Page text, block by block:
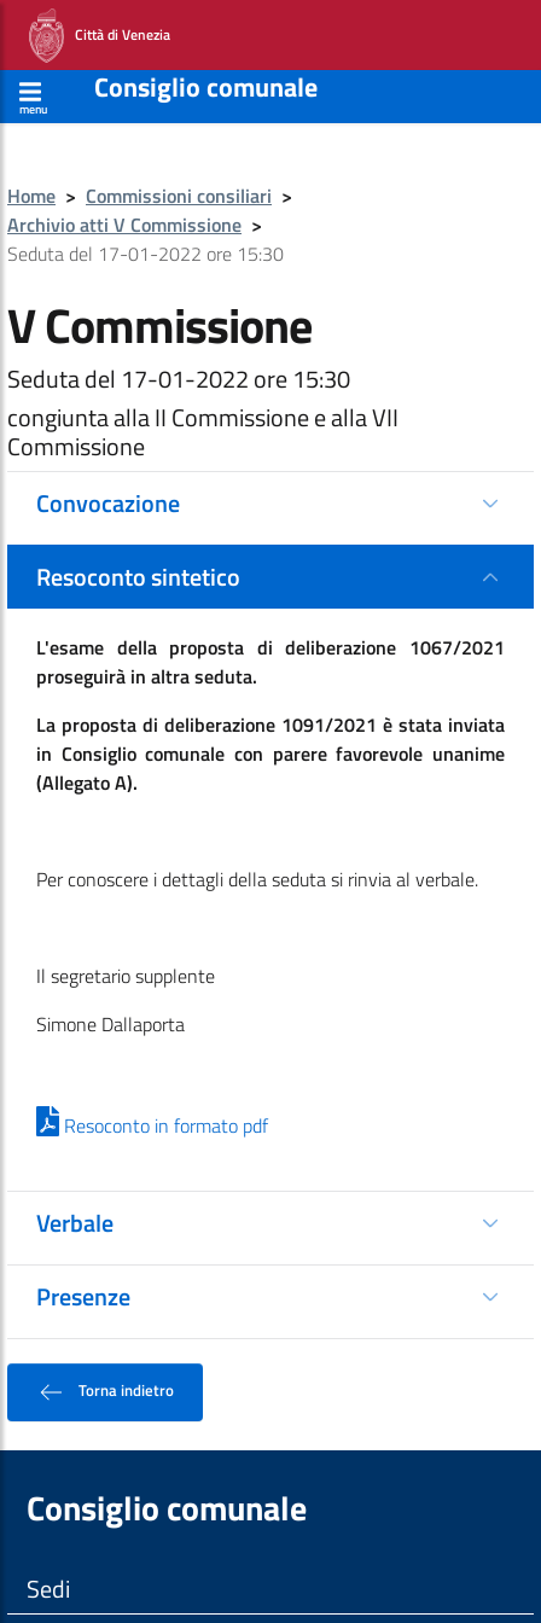
Città di Venezia
menu
Consiglio comunale
Home > Commissioni consiliari >
Archivio atti V Commissione >
Seduta del 17-01-2022 ore 15:30
V Commissione
Seduta del 17-01-2022 ore 15:30
congiunta alla II Commissione e alla VII
Commissione
Convocazione
Resoconto sintetico
L'esame della proposta di deliberazione 1067/2021
proseguirà in altra seduta.
La proposta di deliberazione 1091/2021 è stata inviata
in Consiglio comunale con parere favorevole unanime
(Allegato A).
Per conoscere i dettagli della seduta si rinvia al verbale.
Il segretario supplente
Simone Dallaporta
Resoconto in formato pdf
Verbale
Presenze
Torna indietro
Consiglio comunale
Sedi